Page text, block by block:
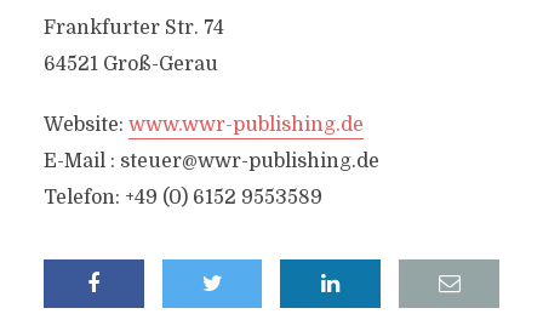
Frankfurter Str. 74
64521 Groß-Gerau
Website: www.wwr-publishing.de
E-Mail : steuer@wwr-publishing.de
Telefon: +49 (0) 6152 9553589